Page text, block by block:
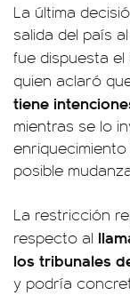
La última
salida del país
fue dispuesta
quien aclaró
tiene
mientras se lo
posible
La restricción
respecto al
los tribunales
y podría